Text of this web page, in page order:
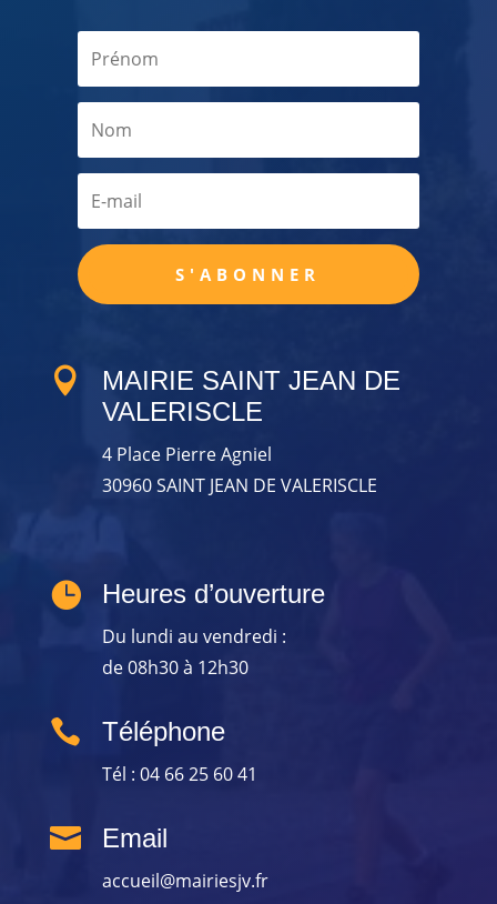
S'ABONNER

MAIRIE SAINT JEAN DE
VALERISCLE
4 Place Pierre Agniel
30960 SAINT JEAN DE VALERISCLE
 Heures d’ouverture
Du lundi au vendredi :
de 08h30 à 12h30
 Téléphone
Tél : 04 66 25 60 41
 Email
accueil@mairiesjv.fr